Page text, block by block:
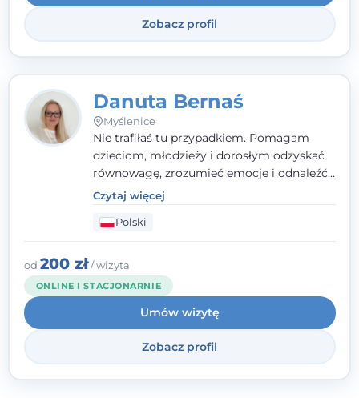
Zobacz profil
Danuta Bernaś
Myślenice
Nie trafiłaś tu przypadkiem. Pomagam
dzieciom, młodzieży i dorosłym odzyskać
równowagę, zrozumieć emocje i odnaleźć
wewnętrzną siłę. Moja droga do
psychologii zaczęła się od życia - pełnego
wyzwań, które nauczyły mnie uważności,
empatii i pokory. Dziś łączę doświadczenie
nauczycielki, psychologa, psychoterapeuty
i seksuologa tworząc bezpieczną
przestrzeń, w której można poczuć spokój i
wsparcie. Nie obiecuję łatwych rozwiązań -
ale mogę obiecać, że będę po Twojej
Czytaj więcej
Polski
od 200 zł/ wizyta
ONLINE I STACJONARNIE
Umów wizytę
Zobacz profil